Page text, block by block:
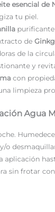
esencial de
tu piel.
de
de la
y
con
limpieza
Agua
o
aplicación
sin frotar